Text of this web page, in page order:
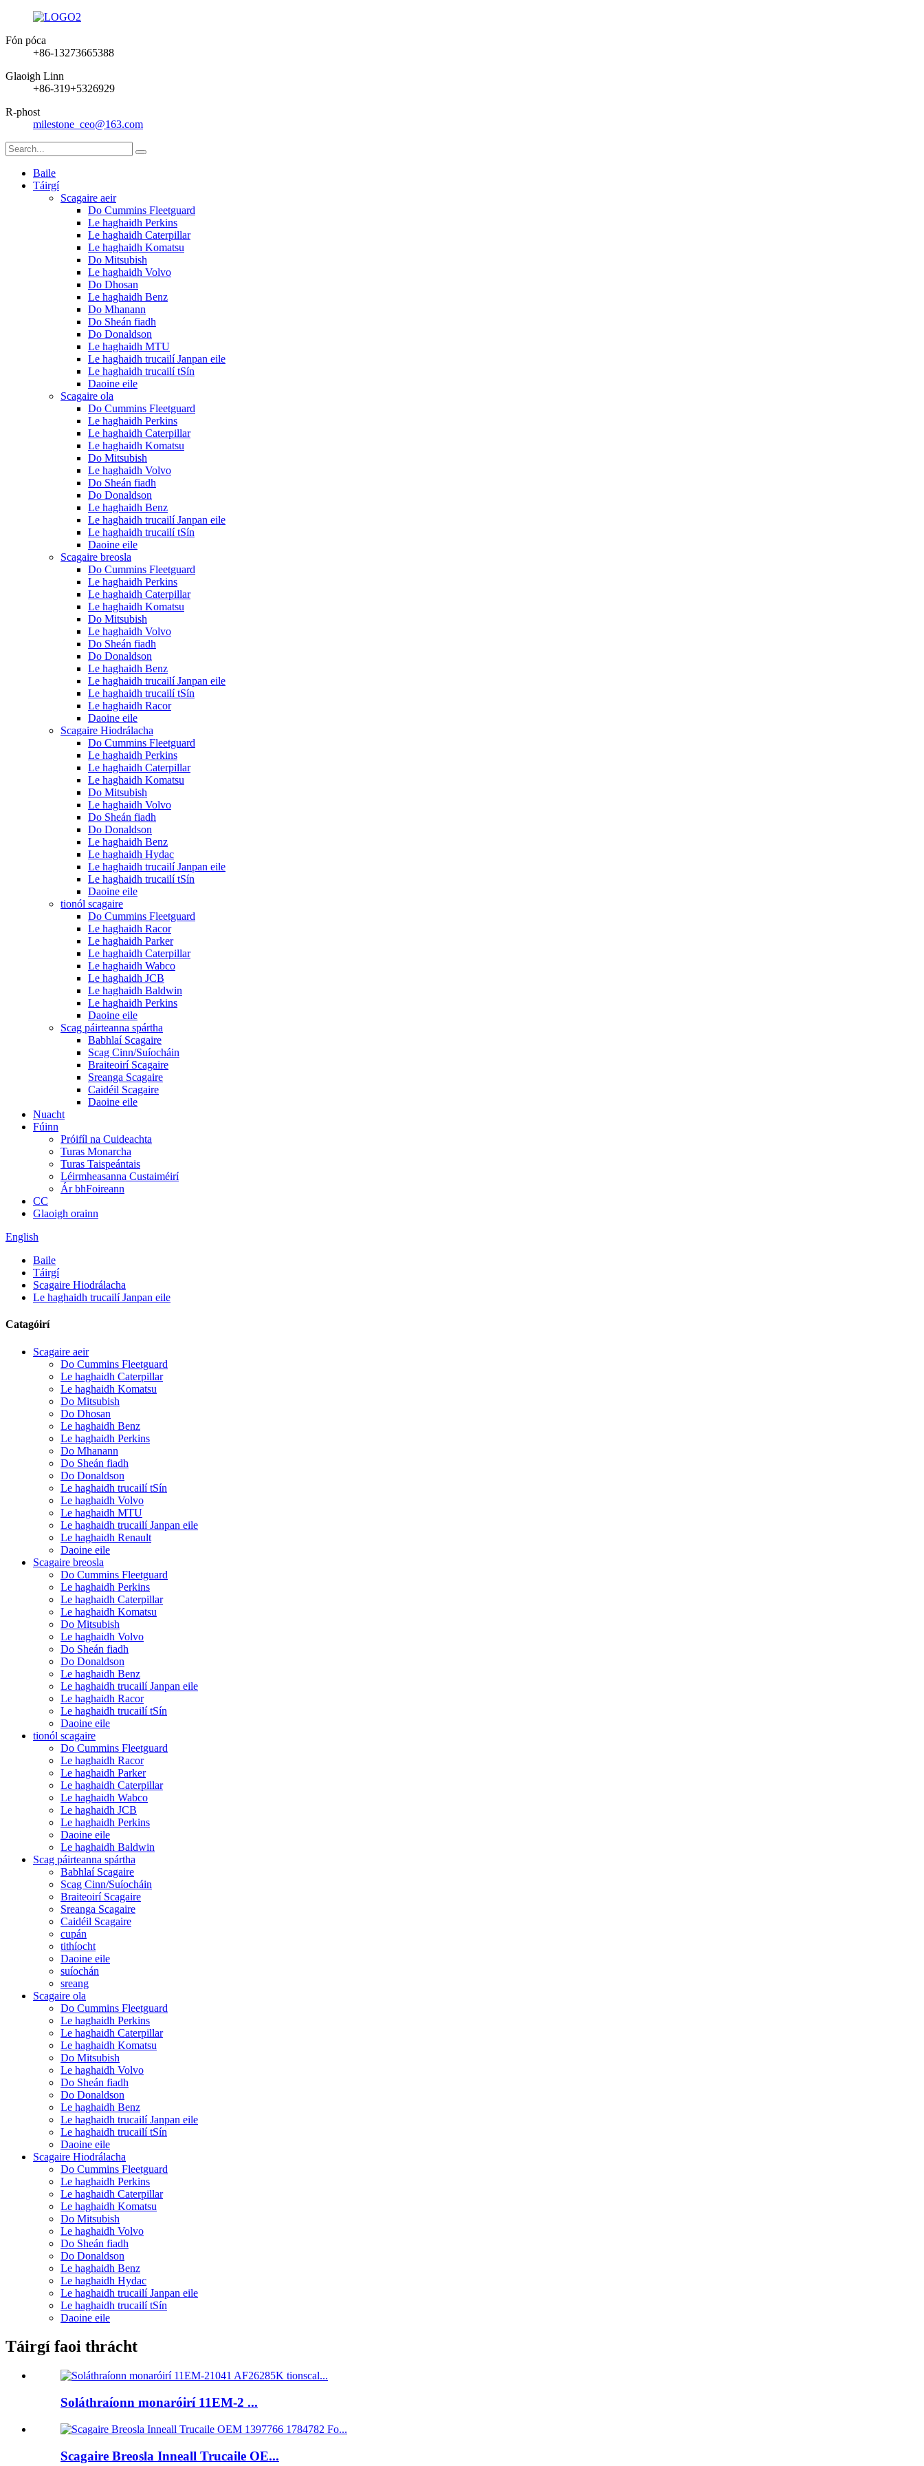
Fón póca
+86-13273665388
Glaoigh Linn
+86-319+5326929
R-phost
milestone_ceo@163.com
Baile
Táirgí
Scagaire aeir
Do Cummins Fleetguard
Le haghaidh Perkins
Le haghaidh Caterpillar
Le haghaidh Komatsu
Do Mitsubish
Le haghaidh Volvo
Do Dhosan
Le haghaidh Benz
Do Mhanann
Do Sheán fiadh
Do Donaldson
Le haghaidh MTU
Le haghaidh trucailí Janpan eile
Le haghaidh trucailí tSín
Daoine eile
Scagaire ola
Do Cummins Fleetguard
Le haghaidh Perkins
Le haghaidh Caterpillar
Le haghaidh Komatsu
Do Mitsubish
Le haghaidh Volvo
Do Sheán fiadh
Do Donaldson
Le haghaidh Benz
Le haghaidh trucailí Janpan eile
Le haghaidh trucailí tSín
Daoine eile
Scagaire breosla
Do Cummins Fleetguard
Le haghaidh Perkins
Le haghaidh Caterpillar
Le haghaidh Komatsu
Do Mitsubish
Le haghaidh Volvo
Do Sheán fiadh
Do Donaldson
Le haghaidh Benz
Le haghaidh trucailí Janpan eile
Le haghaidh trucailí tSín
Le haghaidh Racor
Daoine eile
Scagaire Hiodrálacha
Do Cummins Fleetguard
Le haghaidh Perkins
Le haghaidh Caterpillar
Le haghaidh Komatsu
Do Mitsubish
Le haghaidh Volvo
Do Sheán fiadh
Do Donaldson
Le haghaidh Benz
Le haghaidh Hydac
Le haghaidh trucailí Janpan eile
Le haghaidh trucailí tSín
Daoine eile
tionól scagaire
Do Cummins Fleetguard
Le haghaidh Racor
Le haghaidh Parker
Le haghaidh Caterpillar
Le haghaidh Wabco
Le haghaidh JCB
Le haghaidh Baldwin
Le haghaidh Perkins
Daoine eile
Scag páirteanna spártha
Babhlaí Scagaire
Scag Cinn/Suíocháin
Braiteoirí Scagaire
Sreanga Scagaire
Caidéil Scagaire
Daoine eile
Nuacht
Fúinn
Próifíl na Cuideachta
Turas Monarcha
Turas Taispeántais
Léirmheasanna Custaiméirí
Ár bhFoireann
CC
Glaoigh orainn
English
Baile
Táirgí
Scagaire Hiodrálacha
Le haghaidh trucailí Janpan eile
Catagóirí
Scagaire aeir
Do Cummins Fleetguard
Le haghaidh Caterpillar
Le haghaidh Komatsu
Do Mitsubish
Do Dhosan
Le haghaidh Benz
Le haghaidh Perkins
Do Mhanann
Do Sheán fiadh
Do Donaldson
Le haghaidh trucailí tSín
Le haghaidh Volvo
Le haghaidh MTU
Le haghaidh trucailí Janpan eile
Le haghaidh Renault
Daoine eile
Scagaire breosla
Do Cummins Fleetguard
Le haghaidh Perkins
Le haghaidh Caterpillar
Le haghaidh Komatsu
Do Mitsubish
Le haghaidh Volvo
Do Sheán fiadh
Do Donaldson
Le haghaidh Benz
Le haghaidh trucailí Janpan eile
Le haghaidh Racor
Le haghaidh trucailí tSín
Daoine eile
tionól scagaire
Do Cummins Fleetguard
Le haghaidh Racor
Le haghaidh Parker
Le haghaidh Caterpillar
Le haghaidh Wabco
Le haghaidh JCB
Le haghaidh Perkins
Daoine eile
Le haghaidh Baldwin
Scag páirteanna spártha
Babhlaí Scagaire
Scag Cinn/Suíocháin
Braiteoirí Scagaire
Sreanga Scagaire
Caidéil Scagaire
cupán
tithíocht
Daoine eile
suíochán
sreang
Scagaire ola
Do Cummins Fleetguard
Le haghaidh Perkins
Le haghaidh Caterpillar
Le haghaidh Komatsu
Do Mitsubish
Le haghaidh Volvo
Do Sheán fiadh
Do Donaldson
Le haghaidh Benz
Le haghaidh trucailí Janpan eile
Le haghaidh trucailí tSín
Daoine eile
Scagaire Hiodrálacha
Do Cummins Fleetguard
Le haghaidh Perkins
Le haghaidh Caterpillar
Le haghaidh Komatsu
Do Mitsubish
Le haghaidh Volvo
Do Sheán fiadh
Do Donaldson
Le haghaidh Benz
Le haghaidh Hydac
Le haghaidh trucailí Janpan eile
Le haghaidh trucailí tSín
Daoine eile
Táirgí faoi thrácht
Soláthraíonn monaróirí 11EM-2 ...
Scagaire Breosla Inneall Trucaile OE...